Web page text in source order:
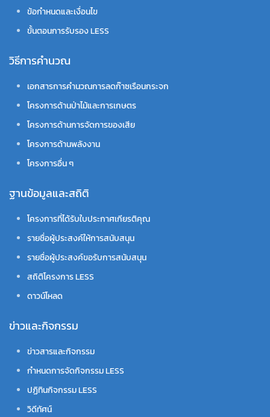
ข้อกำหนดและเงื่อนไข
ขั้นตอนการรับรอง LESS
วิธีการคำนวณ
เอกสารการคำนวณการลดก๊าซเรือนกระจก
โครงการด้านป่าไม้และการเกษตร
โครงการด้านการจัดการของเสีย
โครงการด้านพลังงาน
โครงการอื่น ๆ
ฐานข้อมูลและสถิติ
โครงการที่ได้รับใบประกาศเกียรติคุณ
รายชื่อผู้ประสงค์ให้การสนับสนุน
รายชื่อผู้ประสงค์ขอรับการสนับสนุน
สถิติโครงการ LESS
ดาวน์โหลด
ข่าวและกิจกรรม
ข่าวสารและกิจกรรม
กำหนดการจัดกิจกรรม LESS
ปฏิทินกิจกรรม LESS
วิดีทัศน์